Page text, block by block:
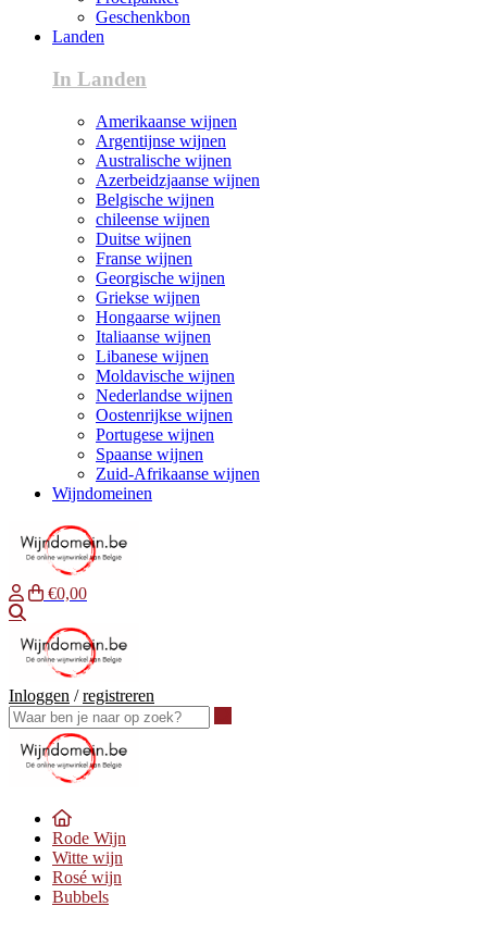
Geschenkbon
Landen
In Landen
Amerikaanse wijnen
Argentijnse wijnen
Australische wijnen
Azerbeidzjaanse wijnen
Belgische wijnen
chileense wijnen
Duitse wijnen
Franse wijnen
Georgische wijnen
Griekse wijnen
Hongaarse wijnen
Italiaanse wijnen
Libanese wijnen
Moldavische wijnen
Nederlandse wijnen
Oostenrijkse wijnen
Portugese wijnen
Spaanse wijnen
Zuid-Afrikaanse wijnen
Wijndomeinen
€0,00
Inloggen /registreren
Rode Wijn
Witte wijn
Rosé wijn
Bubbels